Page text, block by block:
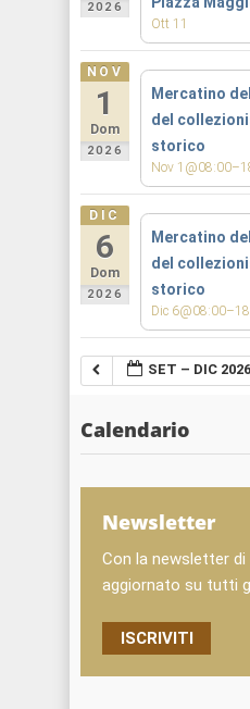
2026
Ott 11
NOV
1
Dom
2026
Mercatino
del
storico
Nov
DIC
6
Dom
2026
Mercatino
del
storico
Dic
SET – DIC 2026
Calendario
Newsletter
Con la newsletter
aggiornato su tutti
ISCRIVITI